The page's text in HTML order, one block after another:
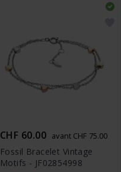
CHF 60.00 avant CHF 75.00
Fossil Bracelet Vintage
Motifs - JF02854998